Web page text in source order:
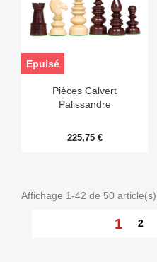
Pièces Calvert
Palissandre
225,75 €
Epuisé
Affichage 1-42 de 50 article(s)
1 2